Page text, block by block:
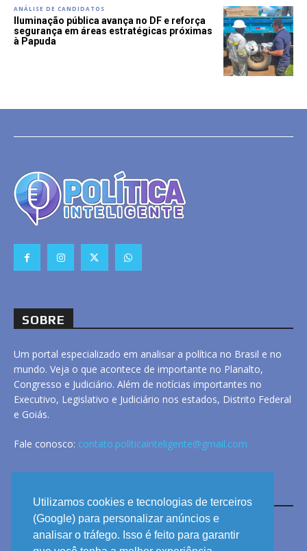
Utilizamos cookies e tecnologias de terceiros
(Google) para personalizar anúncios e
analisar o tráfego. Isso é feito para garantir
ANÁLISE DE CANDIDATOS
Iluminação pública avança no DF e reforça
segurança em áreas estratégicas próximas
à Papuda
SOBRE
Um portal especializado em analisar a política no Brasil e no
mundo. Veja o que acontece de importante no Planalto,
Congresso e Judiciário. Além de notícias importantes no
Executivo, Legislativo e Judiciário nos estados, Distrito Federal
e Goiás.
Fale conosco: contato.politicainteligente@gmail.com
LINKS
ANUNCIE